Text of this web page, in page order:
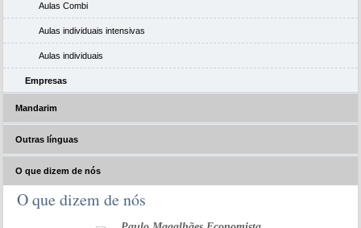
Aulas Combi
Aulas individuais intensivas
Aulas individuais
Empresas
Mandarim
Outras línguas
O que dizem de nós
O que dizem de nós